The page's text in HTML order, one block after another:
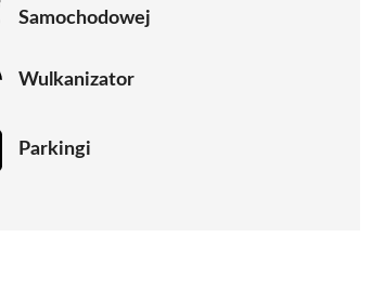
Samochodowej
Wulkanizator
Parkingi